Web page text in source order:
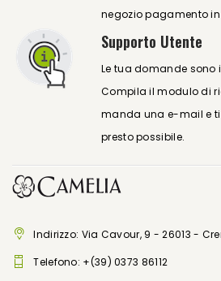
negozio pagamento
Supporto Utente
Le tua domande sono
Compila il modulo di
manda una e-mail e
presto possibile.
Indirizzo: Via Cavour, 9 - 26013 -
Telefono: +(39) 0373 86112